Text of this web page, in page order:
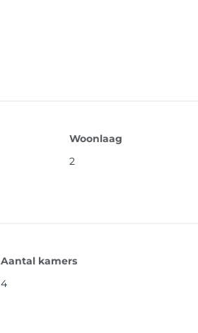
Woonlaag
2
Aantal kamers
4